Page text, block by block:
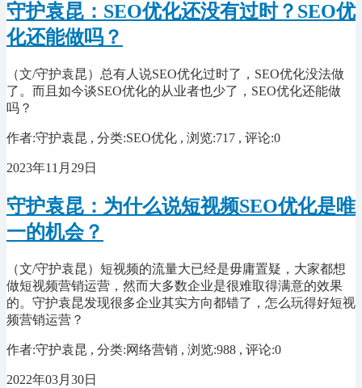
守护袁昆：SEO优化还没有过时？SEO优
化还能做吗？
（文/守护袁昆）总有人说SEO优化过时了，SEO优化没法做
了。而且如今谈SEO优化的从业者也少了，SEO优化还能做
吗？
作者:守护袁昆 , 分类:SEO优化 , 浏览:717 , 评论:0
2023年11月29日
守护袁昆：为什么说短视频SEO优化是唯
一的机会？
（文/守护袁昆）短视频的流量大已经是毋庸置疑，大家都想
做短视频营销运营，然而大多数企业是很难取得满意的效果
的。守护袁昆发现很多企业其实方向都错了，怎么玩得好短视
频营销运营？
作者:守护袁昆 , 分类:网络营销 , 浏览:988 , 评论:0
2022年03月30日